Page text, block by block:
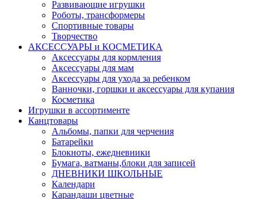
Развивающие игрушки
Роботы, трансформеры
Спортивные товары
Творчество
АКСЕССУАРЫ и КОСМЕТИКА
Аксессуары для кормления
Аксессуары для мам
Аксессуары для ухода за ребенком
Ванночки, горшки и аксессуары для купания
Косметика
Игрушки в ассортименте
Канцтовары
Альбомы, папки для черчения
Батарейки
Блокноты, ежедневники
Бумага, ватманы,блоки для записей
ДНЕВНИКИ ШКОЛЬНЫЕ
Календари
Карандаши цветные